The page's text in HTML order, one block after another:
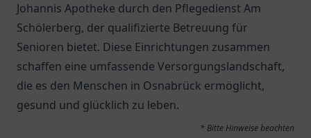
Johannis Apotheke durch den Pflegedienst Am
Schölerberg, der qualifizierte Betreuung für
Senioren bietet. Diese Einrichtungen zusammen
schaffen eine umfassende Versorgungslandschaft,
die es den Menschen in Osnabrück ermöglicht,
gesund und glücklich zu leben.
* Bitte Hinweise beachten